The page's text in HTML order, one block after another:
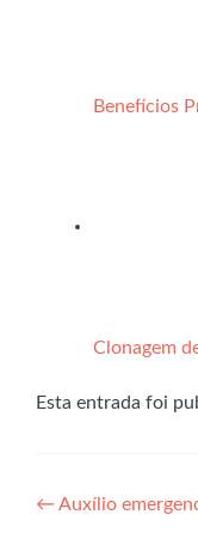
Benefícios
Clonagem
Esta entrada foi
← Auxílio